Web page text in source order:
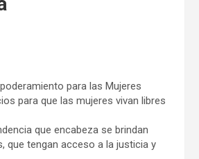
para las Mujeres
para que las mujeres vivan libres
que encabeza se brindan
que tengan acceso a la justicia y